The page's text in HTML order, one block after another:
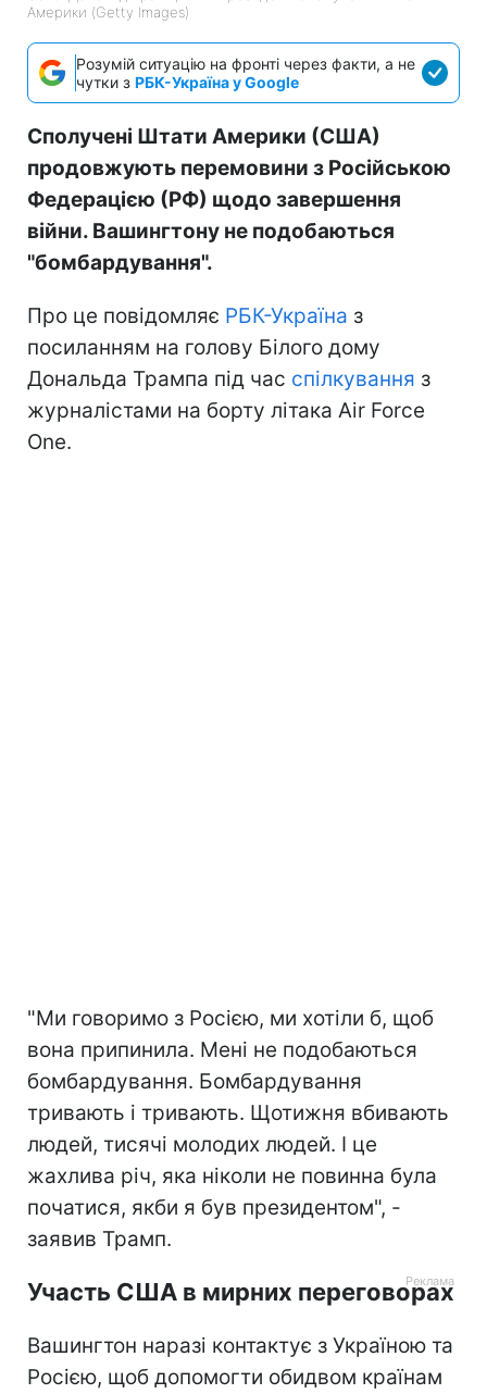
Америки (Getty Images)
Розумій ситуацію на фронті через факти, а не
чутки з РБК-Україна у Google
Сполучені Штати Америки (США)
продовжують перемовини з Російською
Федерацією (РФ) щодо завершення
війни. Вашингтону не подобаються
"бомбардування".
Про це повідомляє РБК-Україна з
посиланням на голову Білого дому
Дональда Трампа під час спілкування з
журналістами на борту літака Air Force
One.
"Ми говоримо з Росією, ми хотіли б, щоб
вона припинила. Мені не подобаються
бомбардування. Бомбардування
тривають і тривають. Щотижня вбивають
людей, тисячі молодих людей. І це
жахлива річ, яка ніколи не повинна була
початися, якби я був президентом", -
заявив Трамп.
Участь США в мирних переговорах
Вашингтон наразі контактує з Україною та
Росією, щоб допомогти обидвом країнам